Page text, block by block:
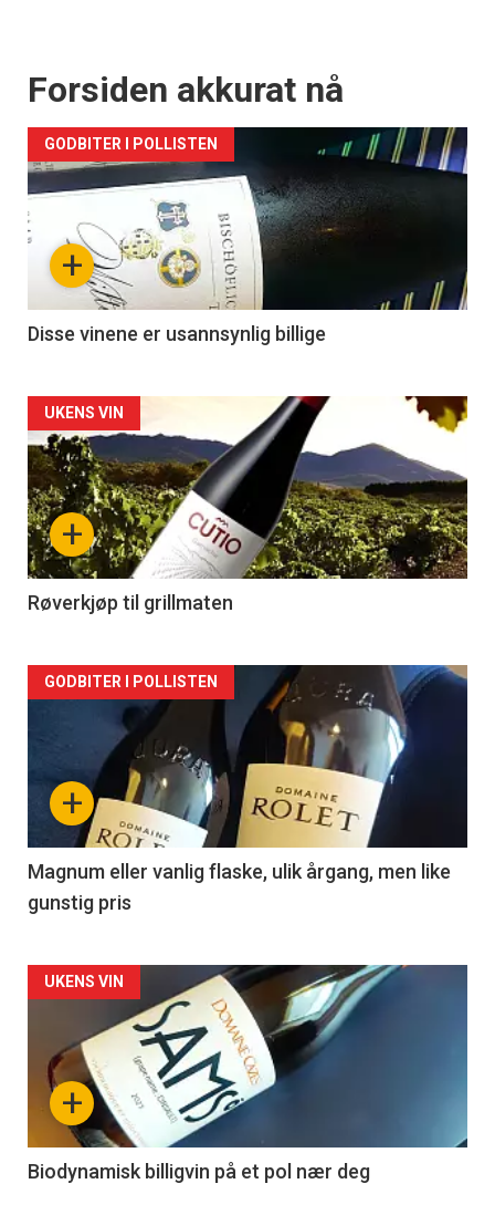
Forsiden akkurat nå
+
GODBITER I POLLISTEN
Disse vinene er usannsynlig billige
Forsiden
akkurat
nå
-
2
+
UKENS VIN
Røverkjøp til grillmaten
Forsiden
akkurat
nå
3
+
GODBITER I POLLISTEN
Magnum eller vanlig flaske, ulik årgang, men like
gunstig pris
Forsiden
akkurat
nå
4
+
UKENS VIN
Biodynamisk billigvin på et pol nær deg